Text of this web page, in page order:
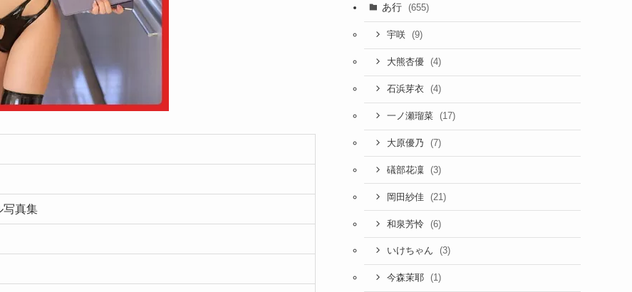
写真集
あ行 (655)
宇咲 (9)
大熊杏優 (4)
石浜芽衣 (4)
一ノ瀬瑠菜 (17)
大原優乃 (7)
礒部花凜 (3)
岡田紗佳 (21)
和泉芳怜 (6)
いけちゃん (3)
今森茉耶 (1)